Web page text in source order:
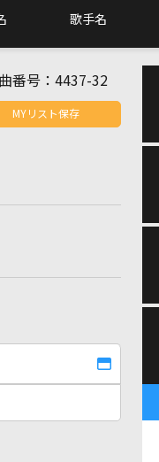
歌手名
番号： 4437-32
MYリスト保存